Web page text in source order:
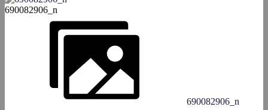
690082906_n
690082906_n